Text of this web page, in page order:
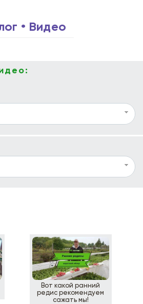
• Видео
Вот какой ранний
редис рекомендуем
сажать мы!